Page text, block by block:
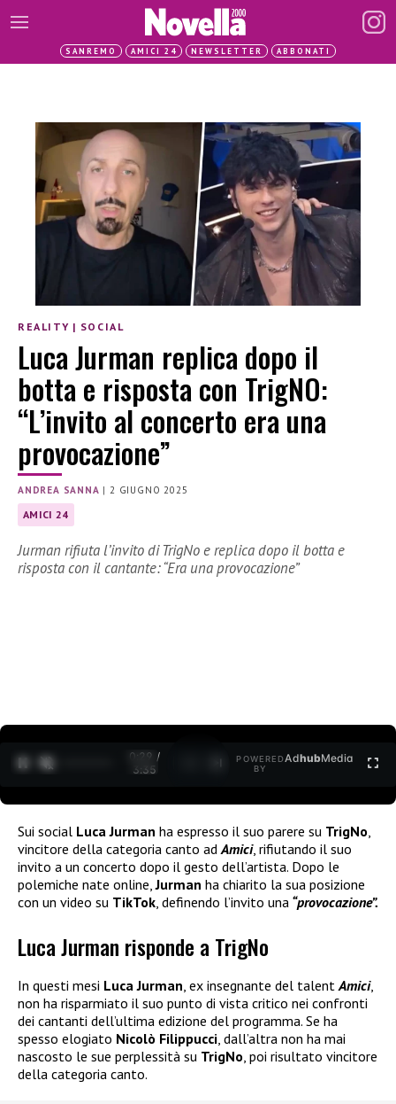
SANREMO AMICI 24 NEWSLETTER ABBONATI
REALITY | SOCIAL
Luca Jurman replica dopo il
botta e risposta con TrigNO:
“L’invito al concerto era una
provocazione”
ANDREA SANNA |2 GIUGNO 2025
AMICI 24
Jurman rifiuta l’invito di TrigNo e replica dopo il botta e
risposta con il cantante: “Era una provocazione”
0:30 /
3:35
POWERED
BY
AdhubMedia
Sui social Luca Jurman ha espresso il suo parere su TrigNo
vincitore della categoria canto ad Amici, rifiutando il suo
invito a un concerto dopo il gesto dell’artista. Dopo le
polemiche nate online,Jurman ha chiarito la sua posizione
con un video su TikTok , definendo l’invito una “provocazione”.
Luca Jurman risponde a TrigNo
In questi mesi Luca Jurman, ex insegnante del talentAmici,
non ha risparmiato il suo punto di vista critico nei confronti
dei cantanti dell’ultima edizione del programma. Se ha
spesso elogiato Nicolò Filippucci, dall’altra non ha mai
nascosto le sue perplessità su TrigNo, poi risultato vincitore
della categoria canto.